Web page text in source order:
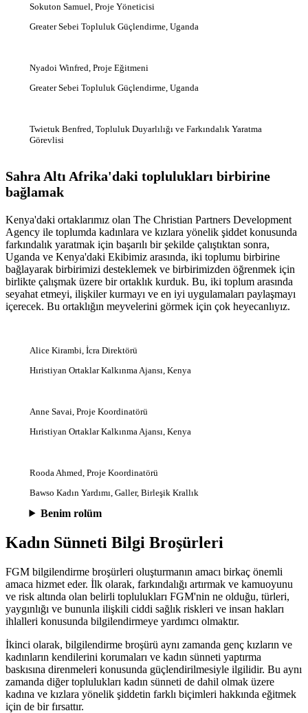
Sokuton Samuel, Proje Yöneticisi
Greater Sebei Topluluk Güçlendirme, Uganda
Nyadoi Winfred, Proje Eğitmeni
Greater Sebei Topluluk Güçlendirme, Uganda
Twietuk Benfred, Topluluk Duyarlılığı ve Farkındalık Yaratma
Görevlisi
Sahra Altı Afrika'daki toplulukları birbirine
bağlamak
Kenya'daki ortaklarımız olan The Christian Partners Development
Agency ile toplumda kadınlara ve kızlara yönelik şiddet konusunda
farkındalık yaratmak için başarılı bir şekilde çalıştıktan sonra,
Uganda ve Kenya'daki Ekibimiz arasında, iki toplumu birbirine
bağlayarak birbirimizi desteklemek ve birbirimizden öğrenmek için
birlikte çalışmak üzere bir ortaklık kurduk. Bu, iki toplum arasında
seyahat etmeyi, ilişkiler kurmayı ve en iyi uygulamaları paylaşmayı
içerecek. Bu ortaklığın meyvelerini görmek için çok heyecanlıyız.
Alice Kirambi, İcra Direktörü
Hıristiyan Ortaklar Kalkınma Ajansı, Kenya
Anne Savai, Proje Koordinatörü
Hıristiyan Ortaklar Kalkınma Ajansı, Kenya
Rooda Ahmed, Proje Koordinatörü
Bawso Kadın Yardımı, Galler, Birleşik Krallık
Benim rolüm
Kadın Sünneti Bilgi Broşürleri
FGM bilgilendirme broşürleri oluşturmanın amacı birkaç önemli
amaca hizmet eder. İlk olarak, farkındalığı artırmak ve kamuoyunu
ve risk altında olan belirli toplulukları FGM'nin ne olduğu, türleri,
yaygınlığı ve bununla ilişkili ciddi sağlık riskleri ve insan hakları
ihlalleri konusunda bilgilendirmeye yardımcı olmaktır.
İkinci olarak, bilgilendirme broşürü aynı zamanda genç kızların ve
kadınların kendilerini korumaları ve kadın sünneti yaptırma
baskısına direnmeleri konusunda güçlendirilmesiyle ilgilidir. Bu aynı
zamanda diğer toplulukları kadın sünneti de dahil olmak üzere
kadına ve kızlara yönelik şiddetin farklı biçimleri hakkında eğitmek
için de bir fırsattır.